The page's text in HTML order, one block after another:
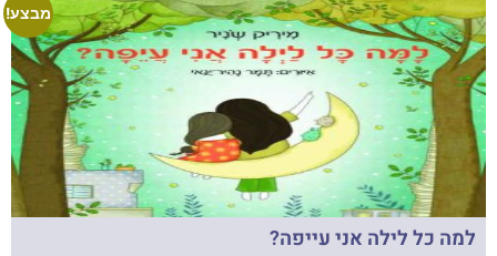
מבצע!
למה כל לילה אני עייפה?